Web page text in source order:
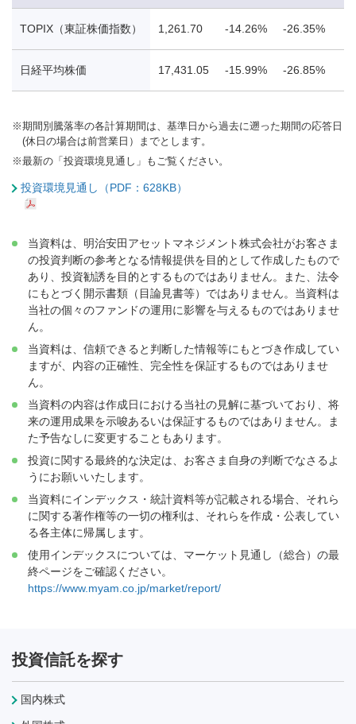
TOPIX（東証株価指数） 1,261.70 -14.26% -26.35%
日経平均株価 17,431.05 -15.99% -26.85%
※期間別騰落率の各計算期間は、基準日から過去に遡った期間の応答日
(休日の場合は前営業日）までとします。
※最新の「投資環境見通し」もご覧ください。
投資環境見通し（PDF：628KB）
当資料は、明治安田アセットマネジメント株式会社がお客さま
の投資判断の参考となる情報提供を目的として作成したもので
あり、投資勧誘を目的とするものではありません。また、法令
にもとづく開示書類（目論見書等）ではありません。当資料は
当社の個々のファンドの運用に影響を与えるものではありませ
ん。
当資料は、信頼できると判断した情報等にもとづき作成してい
ますが、内容の正確性、完全性を保証するものではありませ
ん。
当資料の内容は作成日における当社の見解に基づいており、将
来の運用成果を示唆あるいは保証するものではありません。ま
た予告なしに変更することもあります。
投資に関する最終的な決定は、お客さま自身の判断でなさるよ
うにお願いいたします。
当資料にインデックス・統計資料等が記載される場合、それら
に関する著作権等の一切の権利は、それらを作成・公表してい
る各主体に帰属します。
使用インデックスについては、マーケット見通し（総合）の最
終ページをご確認ください。
https://www.myam.co.jp/market/report/
投資信託を探す
国内株式